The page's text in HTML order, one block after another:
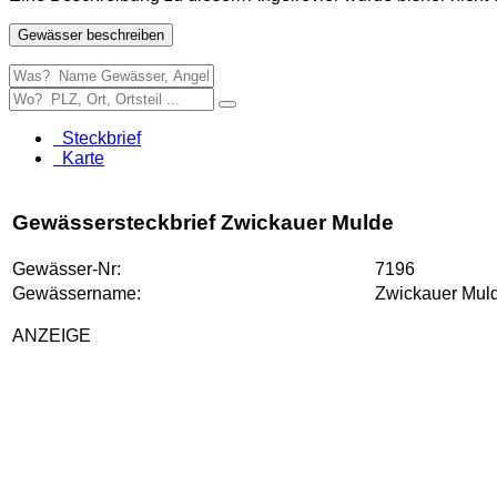
Gewässer beschreiben
Steckbrief
Karte
Gewässersteckbrief Zwickauer Mulde
Gewässer-Nr:
7196
Gewässername:
Zwickauer
ANZEIGE